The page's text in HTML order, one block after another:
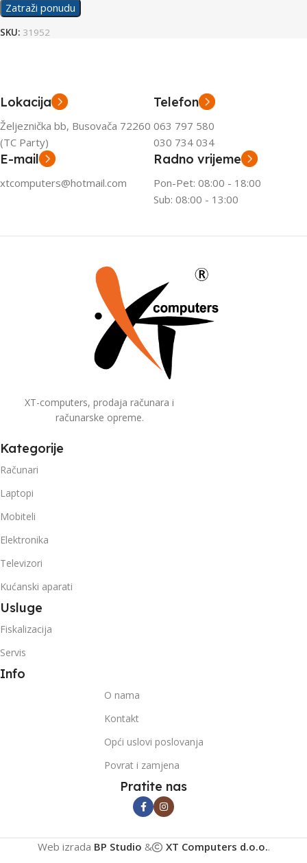
Zatraži ponudu
SKU: 31952
Lokacija
Željeznička bb, Busovača 72260
(TC Party)
Telefon
063 797 580
030 734 034
E-mail
xtcomputers@hotmail.com
Radno vrijeme
Pon-Pet: 08:00 - 18:00
Sub: 08:00 - 13:00
XT-computers, prodaja računara i
računarske opreme.
Kategorije
Računari
Laptopi
Mobiteli
Elektronika
Televizori
Kućanski aparati
Usluge
Fiskalizacija
Servis
Info
O nama
Kontakt
Opći uslovi poslovanja
Povrat i zamjena
Pratite nas
Web izrada BP Studio & XT Computers d.o.o..